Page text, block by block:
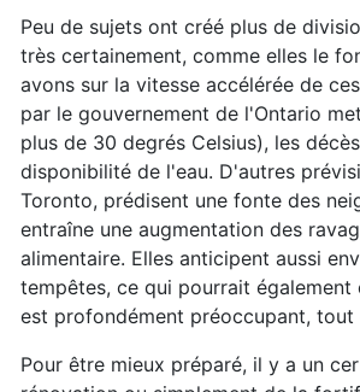
Peu de sujets ont créé plus de
très certainement, comme elles le
avons sur la vitesse accélérée de
par le gouvernement de l'Ontario
plus de 30 degrés Celsius), les
disponibilité de l'eau. D'autres
Toronto, prédisent une fonte des
entraîne une augmentation des
alimentaire. Elles anticipent aussi
tempêtes, ce qui pourrait
est profondément préoccupant, tout
Pour être mieux préparé, il y a un